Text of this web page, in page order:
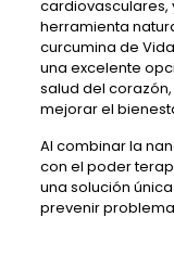
cardiovasculares,
herramienta
curcumina de
una excelente
salud del corazón,
mejorar el
Al combinar la
con el poder
una solución
prevenir